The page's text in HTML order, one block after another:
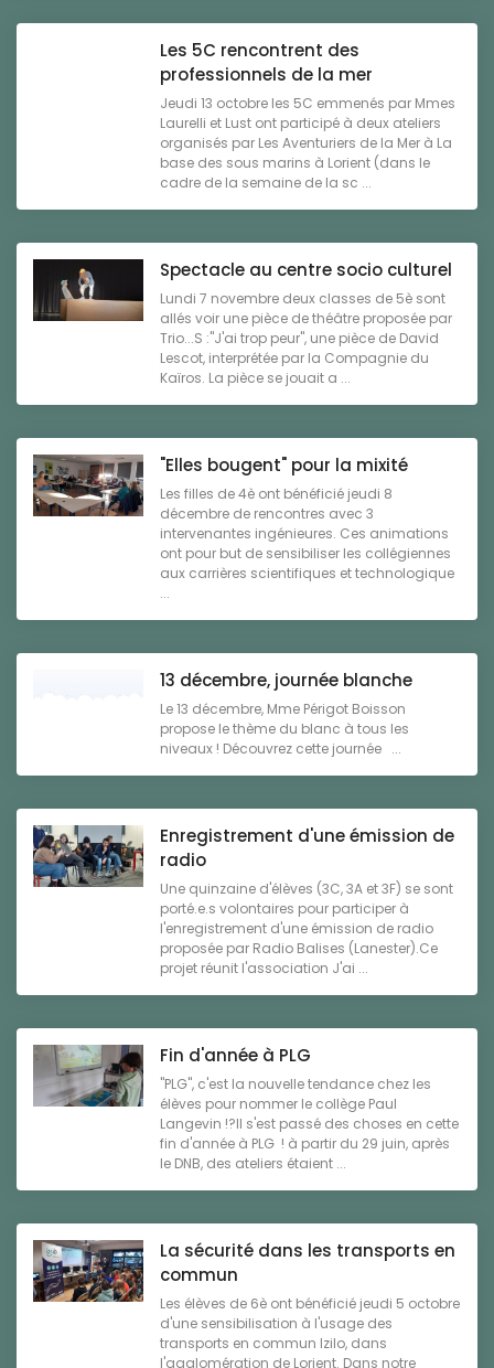
Les 5C rencontrent des
professionnels de la mer
Jeudi 13 octobre les 5C emmenés par Mmes
Laurelli et Lust ont participé à deux ateliers
organisés par Les Aventuriers de la Mer à La
base des sous marins à Lorient (dans le
cadre de la semaine de la sc ...
Spectacle au centre socio culturel
Lundi 7 novembre deux classes de 5è sont
allés voir une pièce de théâtre proposée par
Trio...S :"J'ai trop peur", une pièce de David
Lescot, interprétée par la Compagnie du
Kaïros. La pièce se jouait a ...
"Elles bougent" pour la mixité
Les filles de 4è ont bénéficié jeudi 8
décembre de rencontres avec 3
intervenantes ingénieures. Ces animations
ont pour but de sensibiliser les collégiennes
aux carrières scientifiques et technologique
...
13 décembre, journée blanche
Le 13 décembre, Mme Périgot Boisson
propose le thème du blanc à tous les
niveaux ! Découvrez cette journée ...
Enregistrement d'une émission de
radio
Une quinzaine d'élèves (3C, 3A et 3F) se sont
porté.e.s volontaires pour participer à
l'enregistrement d'une émission de radio
proposée par Radio Balises (Lanester).Ce
projet réunit l'association J'ai ...
Fin d'année à PLG
"PLG", c'est la nouvelle tendance chez les
élèves pour nommer le collège Paul
Langevin !?Il s'est passé des choses en cette
fin d'année à PLG ! à partir du 29 juin, après
le DNB, des ateliers étaient ...
La sécurité dans les transports en
commun
Les élèves de 6è ont bénéficié jeudi 5 octobre
d'une sensibilisation à l'usage des
transports en commun Izilo, dans
l'agglomération de Lorient. Dans notre